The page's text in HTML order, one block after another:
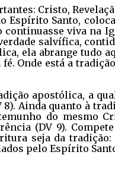
Cristo,
Espírito Santo,
continuasse viva na
salvífica,
ela abrange tudo
Onde está a
apostólica, a
Ainda quanto à
do mesmo
(DV 9).
seja da tradição:
pelo Espírito